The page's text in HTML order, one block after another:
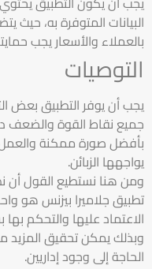
البيانات المتوفرة به،
بالعملاء والأسعار يجب
التوصيات
يجب أن يوفر التطبيق بعض
جميع نقاط القوة والضعف
بأفضل صورة ممكنة
يواجهها الزبائن.
ومن هنا نستطيع القول أن
تطبيق جلاميرا بيزنس هو
الاعتماد عليها والتحكم
وبذلك يمكن تحقيق المزيد
الحاجة إلى وجود إداريين.